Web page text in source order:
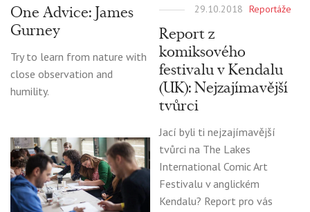
One Advice: James
Gurney
Try to learn from nature with
close observation and
humility.
29.10.2018 Reportáže
Report z
komiksového
festivalu v Kendalu
(UK): Nejzajímavější
tvůrci
Jací byli ti nejzajímavější
tvůrci na The Lakes
International Comic Art
Festivalu v anglickém
Kendalu? Report pro vás